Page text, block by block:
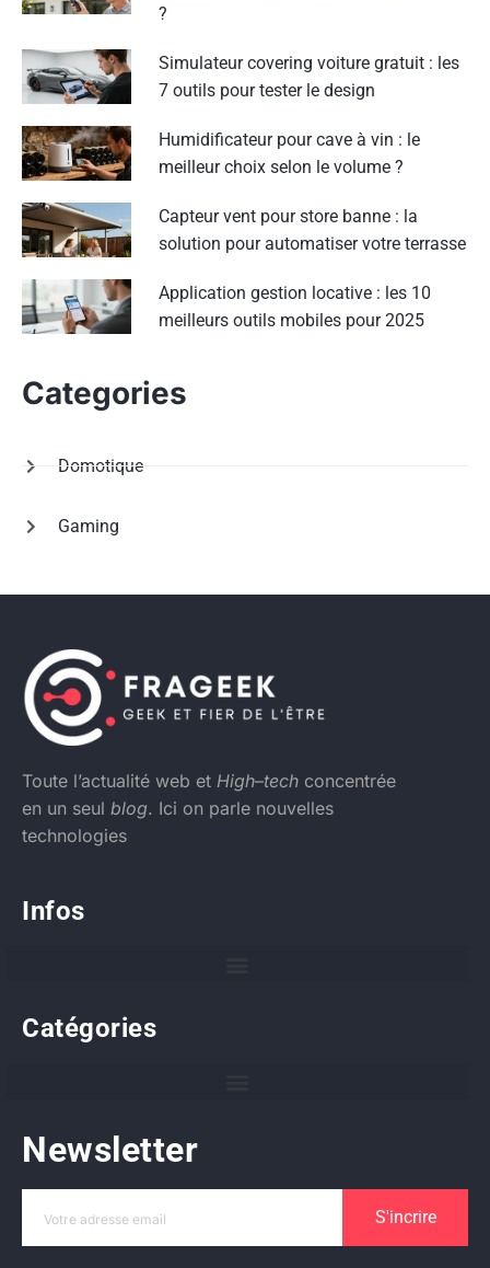
?
Simulateur covering voiture gratuit : les
7 outils pour tester le design
Humidificateur pour cave à vin : le
meilleur choix selon le volume ?
Capteur vent pour store banne : la
solution pour automatiser votre terrasse
Application gestion locative : les 10
meilleurs outils mobiles pour 2025
Categories
Domotique
Gaming
Toute l’actualité web et High–tech concentrée
en un seul blog. Ici on parle nouvelles
technologies
Infos
Catégories
Newsletter
S'incrire